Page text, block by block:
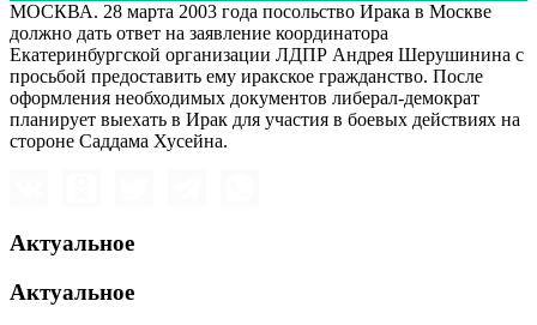
МОСКВА. 28 марта 2003 года посольство Ирака в Москве
должно дать ответ на заявление координатора
Екатеринбургской организации ЛДПР Андрея Шерушинина с
просьбой предоставить ему иракское гражданство. После
оформления необходимых документов либерал-демократ
планирует выехать в Ирак для участия в боевых действиях на
стороне Саддама Хусейна.
Актуальное
Актуальное